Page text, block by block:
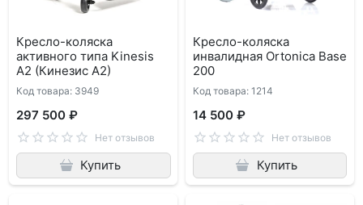
Кресло-коляска
активного типа Kinesis
A2 (Кинезис А2)
Код товара: 3949
297 500 ₽
Нет отзывов
Купить
Кресло-коляска
инвалидная Ortonica Base
200
Код товара: 1214
14 500 ₽
Нет отзывов
Купить